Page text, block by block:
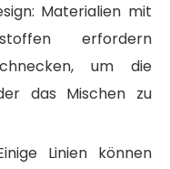
Materialien mit
erfordern
um die
das Mischen zu
Linien können